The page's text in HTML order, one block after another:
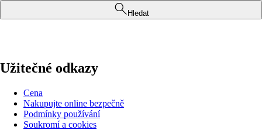
Hledat
Užitečné odkazy
Cena
Nakupujte online bezpečně
Podmínky používání
Soukromí a cookies